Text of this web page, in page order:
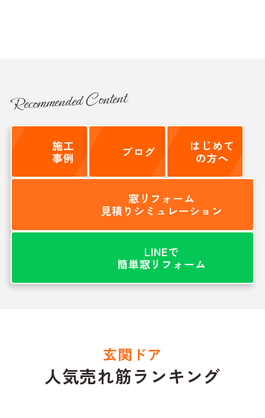
Recommended Content
施工
事例
ブログ
はじめて
の方へ
窓リフォーム
見積りシミュレーション
LINEで
簡単窓リフォーム
玄関ドア
人気売れ筋ランキング